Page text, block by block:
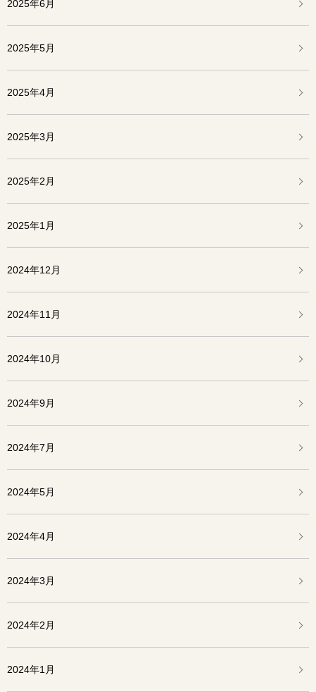
2025年6月
2025年5月
2025年4月
2025年3月
2025年2月
2025年1月
2024年12月
2024年11月
2024年10月
2024年9月
2024年7月
2024年5月
2024年4月
2024年3月
2024年2月
2024年1月